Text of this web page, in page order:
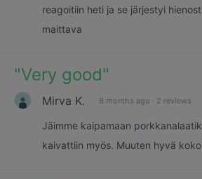
reagoitiin heti ja se järjestyi
maittava
"Very good"
Mirva K. 8 months ago · 2 reviews
Jäimme kaipamaan
kaivattiin myös. Muuten hyvä